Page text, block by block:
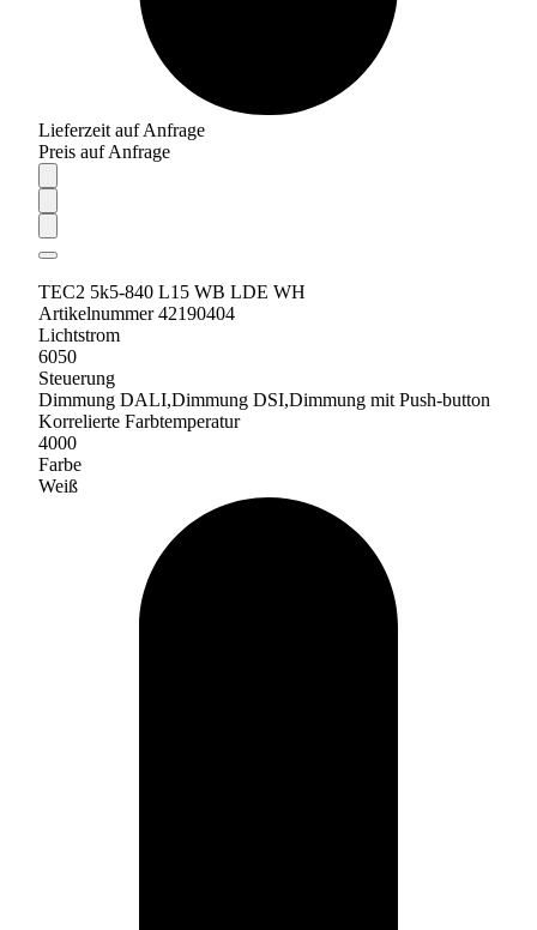
Lieferzeit auf Anfrage
Preis auf Anfrage
TEC2 5k5-840 L15 WB LDE WH
Artikelnummer 42190404
Lichtstrom
6050
Steuerung
Dimmung DALI,Dimmung DSI,Dimmung mit Push-button
Korrelierte Farbtemperatur
4000
Farbe
Weiß